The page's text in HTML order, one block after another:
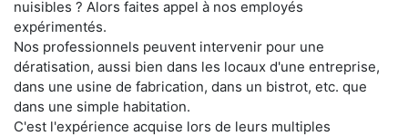
nuisibles ? Alors faites appel à nos employés
expérimentés.
Nos professionnels peuvent intervenir pour une
dératisation, aussi bien dans les locaux d'une entreprise,
dans une usine de fabrication, dans un bistrot, etc. que
dans une simple habitation.
C'est l'expérience acquise lors de leurs multiples